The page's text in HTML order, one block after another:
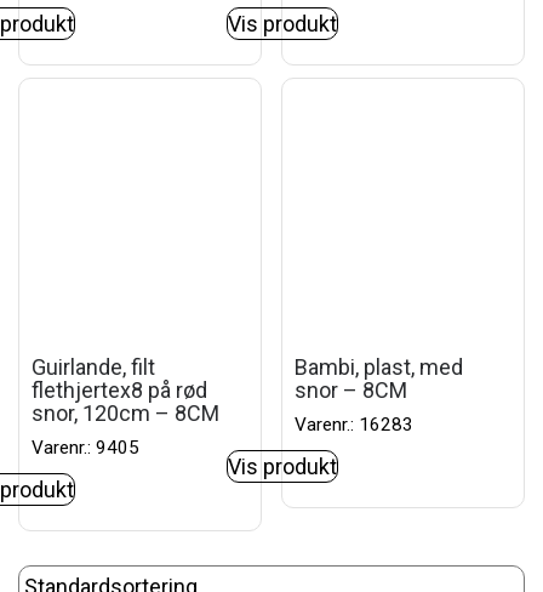
Vis produkt
Guirlande, filt
flethjertex8 på rød
snor, 120cm – 8CM
Varenr.: 9405
Bambi, plast, med
snor – 8CM
Varenr.: 16283
Vis produkt